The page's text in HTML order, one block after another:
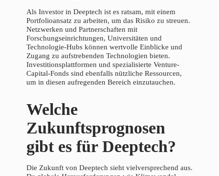
Als Investor in Deeptech ist es ratsam, mit einem
Portfolioansatz zu arbeiten, um das Risiko zu streuen.
Netzwerken und Partnerschaften mit
Forschungseinrichtungen, Universitäten und
Technologie-Hubs können wertvolle Einblicke und
Zugang zu aufstrebenden Technologien bieten.
Investitionsplattformen und spezialisierte Venture-
Capital-Fonds sind ebenfalls nützliche Ressourcen,
um in diesen aufregenden Bereich einzutauchen.
Welche
Zukunftsprognosen
gibt es für Deeptech?
Die Zukunft von Deeptech sieht vielversprechend aus.